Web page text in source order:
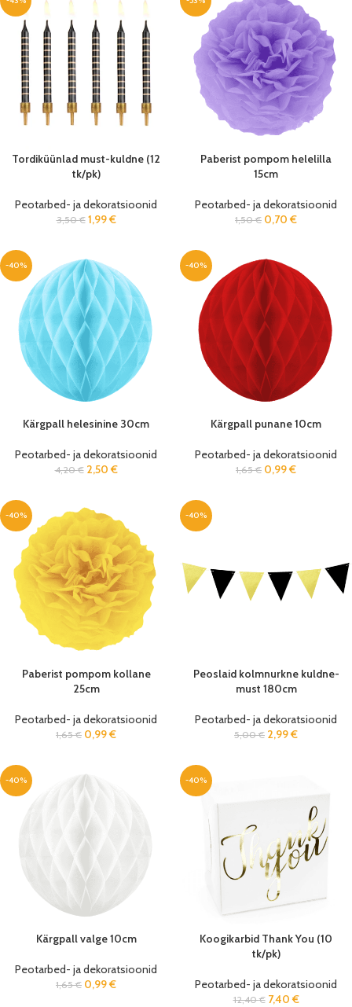
Tordiküünlad must-kuldne (12
tk/pk)
Peotarbed- ja dekoratsioonid
3,50€ 1,99€
Paberist pompom helelilla
15cm
Peotarbed- ja dekoratsioonid
1,50€ 0,70 €
-40%
Kärgpall helesinine 30cm
Peotarbed- ja dekoratsioonid
4,20€ 2,50 €
-40%
Kärgpall punane 10cm
Peotarbed- ja dekoratsioonid
1,65€ 0,99€
-40%
Paberist pompom kollane
25cm
Peotarbed- ja dekoratsioonid
1,65€ 0,99€
-40%
Peoslaid kolmnurkne kuldne-
must 180cm
Peotarbed- ja dekoratsioonid
5,00€ 2,99€
-40%
Kärgpall valge 10cm
Peotarbed- ja dekoratsioonid
1,65€ 0,99€
-40%
Koogikarbid Thank You (10
tk/pk)
Peotarbed- ja dekoratsioonid
12,40€ 7,40 €